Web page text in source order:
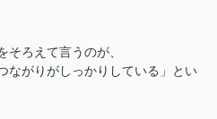
ろえて言うのが、
ながりがしっかりしている」とい